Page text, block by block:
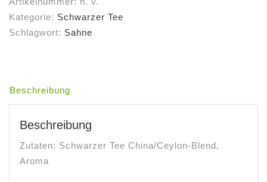
Menge
Kategorie: Schwarzer Tee
Schlagwort: Sahne
Beschreibung
Beschreibung
Zutaten: Schwarzer Tee China/Ceylon-Blend,
Aroma